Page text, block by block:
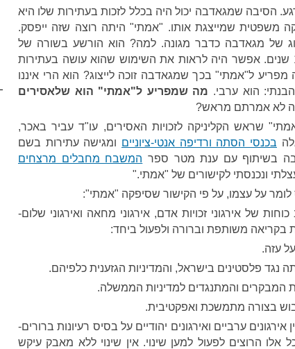
הסיבה שמגאדבה יכול היה בכלל לזכות בעתירות שלו היא
משפטית שמייצגת אותו. "אמתי" היתה רוצה שזה ייפסק.
של מגאדבה כדבר מגונה. למה? הוא הורשע בשורה של
מעשי אונס לפני 15 שנים. אפשר היה לראות את השימוש שהוא עושה בעתירות
ל"אמתי" בכך שמגאדבה זוכה לייצוג? הוא הרי איננו
הוא ערבי. מה שמפריע ל"אמתי" הוא שלאסירים
לא אמרתם מראש?
"אמתי" שראש הקליניקה לזכויות האסירים, עו"ד עביר באכר,
בכנסי הסתה ורדיפה אנטי-ציוניים ומגישה עתירות בשם
בשיתוף עם ענת מטר ספר המשבח מחבלים מרצחים
ונכנסתי לקישורים של "אמתי."
על עצמו, על פי הקישור שסיפקה "אמתי":
של אירגוני זכויות אדם, אירגוני מחאה ואירגוני שלום-
בקריאה משותפת וברורה ולפעול ביחד:
עזה.
פלסטינים בישראל, והמדיניות הגזענית כלפיהם.
המבקרים והמתנגדים למדיניות הממשלה.
בצורה מתמשכת ואפקטיבית.
ערביים ואירגונים יהודיים על בסיס רעיונות ברורים-
אלו הרוצים לפעול למען שינוי. אין שינוי ללא מאבק עיקש